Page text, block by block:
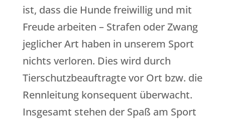
ist, dass die Hunde freiwillig und mit
Freude arbeiten – Strafen oder Zwang
jeglicher Art haben in unserem Sport
nichts verloren. Dies wird durch
Tierschutzbeauftragte vor Ort bzw. die
Rennleitung konsequent überwacht.
Insgesamt stehen der Spaß am Sport